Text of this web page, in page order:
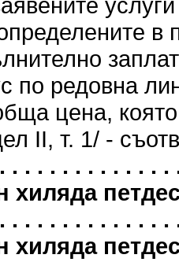
в
по редовна
цена,
II, т. 1/ -
. . . . . . . . . . . .
хиляда
. . . . . . . . . . . .
хиляда